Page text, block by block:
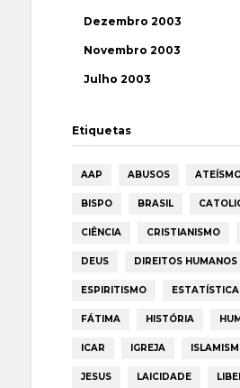
Dezembro 2003
Novembro 2003
Julho 2003
Etiquetas
AAP ABUSOS
BISPO BRASIL
CIÊNCIA CRISTIANISMO
DEUS DIREITOS HUMANOS
ESPIRITISMO
FÁTIMA HISTÓRIA
ICAR IGREJA
JESUS LAICIDADE